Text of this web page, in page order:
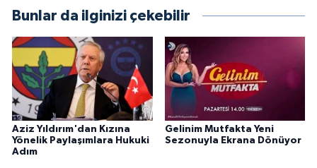
Bunlar da ilginizi çekebilir
Aziz Yıldırım'dan Kızına
Yönelik Paylaşımlara Hukuki
Adım
Gelinim Mutfakta Yeni
Sezonuyla Ekrana Dönüyor